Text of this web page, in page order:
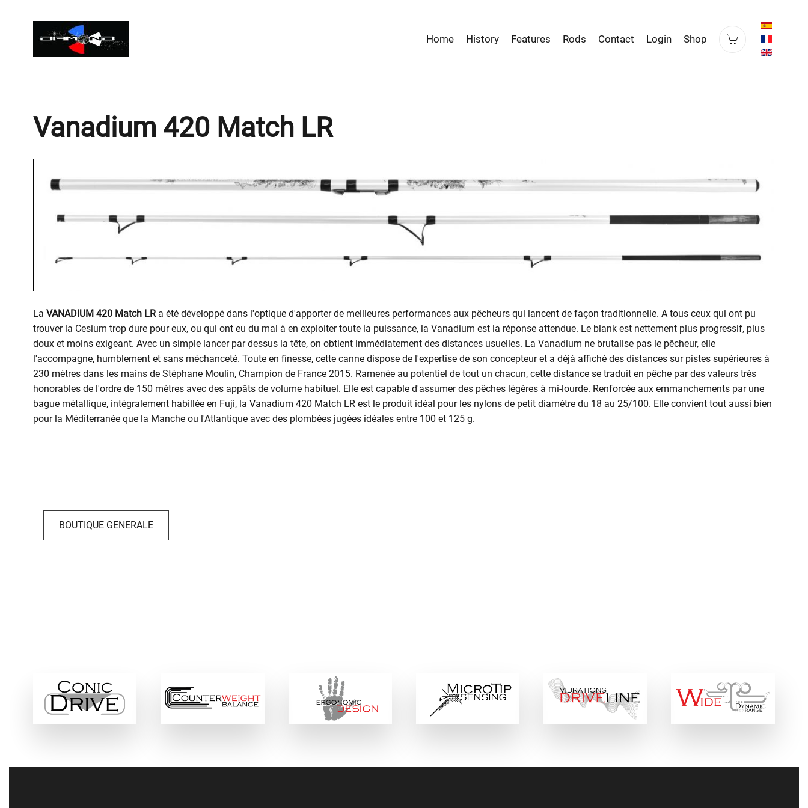
Home History Features Rods Contact Login Shop
Vanadium 420 Match LR
La VANADIUM 420 Match LR a été développé dans l'optique d'apporter de meilleures performances aux pêcheurs qui lancent de façon traditionnelle. A tous ceux qui ont pu
trouver la Cesium trop dure pour eux, ou qui ont eu du mal à en exploiter toute la puissance, la Vanadium est la réponse attendue. Le blank est nettement plus progressif, plus
doux et moins exigeant. Avec un simple lancer par dessus la tête, on obtient immédiatement des distances usuelles. La Vanadium ne brutalise pas le pêcheur, elle
l'accompagne, humblement et sans méchanceté. Toute en finesse, cette canne dispose de l'expertise de son concepteur et a déjà affiché des distances sur pistes supérieures à
230 mètres dans les mains de Stéphane Moulin, Champion de France 2015. Ramenée au potentiel de tout un chacun, cette distance se traduit en pêche par des valeurs très
honorables de l'ordre de 150 mètres avec des appâts de volume habituel. Elle est capable d'assumer des pêches légères à mi-lourde. Renforcée aux emmanchements par une
bague métallique, intégralement habillée en Fuji, la Vanadium 420 Match LR est le produit idéal pour les nylons de petit diamètre du 18 au 25/100. Elle convient tout aussi bien
pour la Méditerranée que la Manche ou l'Atlantique avec des plombées jugées idéales entre 100 et 125 g.
BOUTIQUE GENERALE